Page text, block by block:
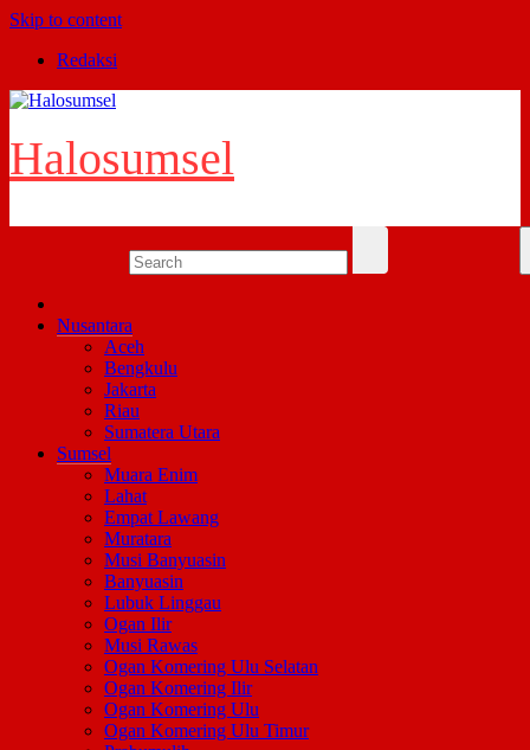
Skip to content
Redaksi
Halosumsel
Nusantara
Aceh
Bengkulu
Jakarta
Riau
Sumatera Utara
Sumsel
Muara Enim
Lahat
Empat Lawang
Muratara
Musi Banyuasin
Banyuasin
Lubuk Linggau
Ogan Ilir
Musi Rawas
Ogan Komering Ulu Selatan
Ogan Komering Ilir
Ogan Komering Ulu
Ogan Komering Ulu Timur